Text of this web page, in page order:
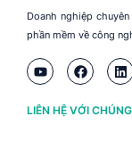
Doanh nghiệp
phần mềm về công
LIÊN HỆ VỚI